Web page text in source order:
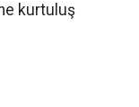
kurtuluş